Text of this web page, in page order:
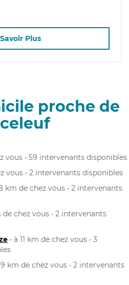
Plus
proche de
vous • 59 intervenants disponibles
vous • 2 intervenants disponibles
km de chez vous • 2 intervenants
de chez vous • 2 intervenants
• à 11 km de chez vous • 3
9 km de chez vous • 2 intervenants